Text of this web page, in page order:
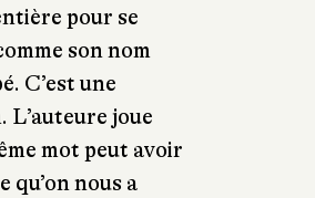
pour se
son nom
C’est une
L’auteure joue
mot peut avoir
nous a